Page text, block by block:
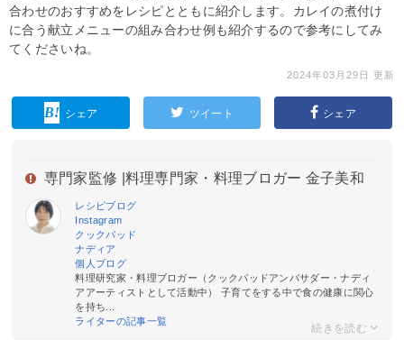
合わせのおすすめをレシピとともに紹介します。カレイの煮付け
に合う献立メニューの組み合わせ例も紹介するので参考にしてみ
てくださいね。
2024年03月29日 更新
シェア ツイート シェア
専門家監修 | 料理専門家・料理ブロガー 金子美和
レシピブログ
Instagram
クックパッド
ナディア
個人ブログ
料理研究家・料理ブロガー（クックパッドアンバサダー・ナディ
アアーティストとして活動中） 子育てをする中で食の健康に関心
を持ち...
ライターの記事一覧